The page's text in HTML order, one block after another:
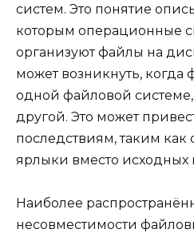
систем. Это понятие
которым операционные
организуют файлы на
может возникнуть, когда
одной файловой
другой. Это может
последствиям, таким
ярлыки вместо исходных
Наиболее
несовместимости